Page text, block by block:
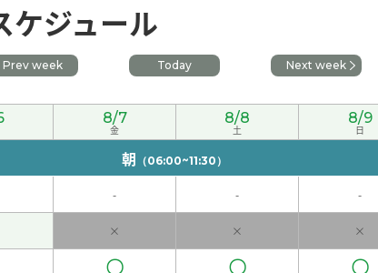
一起学中文很开心！下次见吧。
用中文旅游。下次课也很期待！ ( 50代 女性 )
文很开心！下次见！ ( 50代 女性 )
我去旅游看了山口县的溶洞，挺有意思。下次见！ ( 50
ケジュール
Prev week Today Next week
8/7
金
8/8
土
8/9
日
朝 （06:00~11:30）
- - -
× × ×
〇 〇 〇